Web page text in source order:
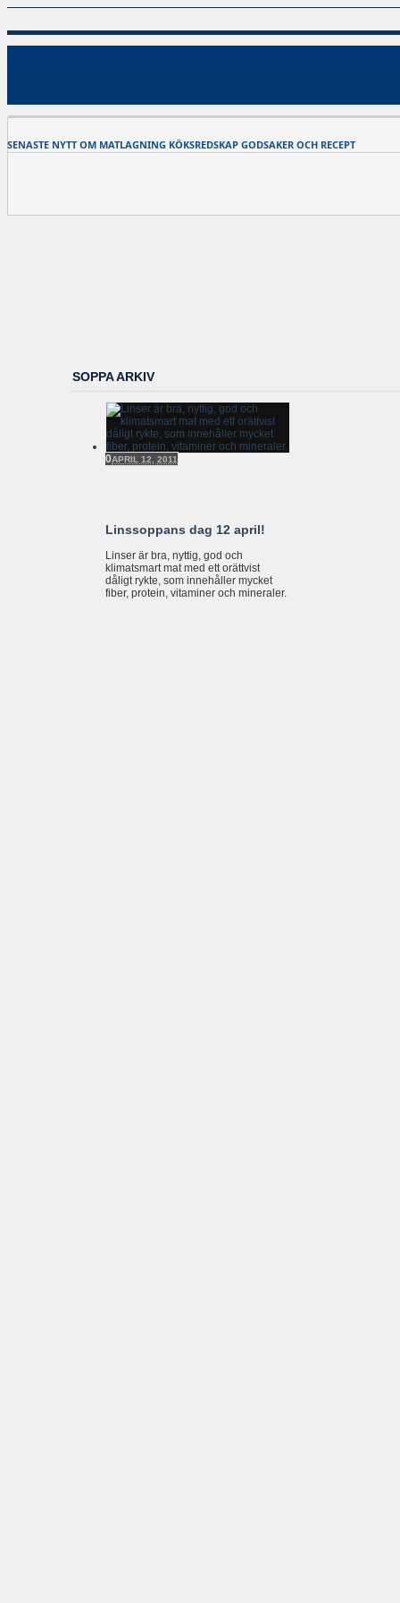
SENASTE NYTT OM MATLAGNING KÖKSREDSKAP GODSAKER OCH RECEPT
SOPPA ARKIV
0APRIL 12, 2011
Linssoppans dag 12 april!
Linser är bra, nyttig, god och
klimatsmart mat med ett orättvist
dåligt rykte, som innehåller mycket
fiber, protein, vitaminer och mineraler.